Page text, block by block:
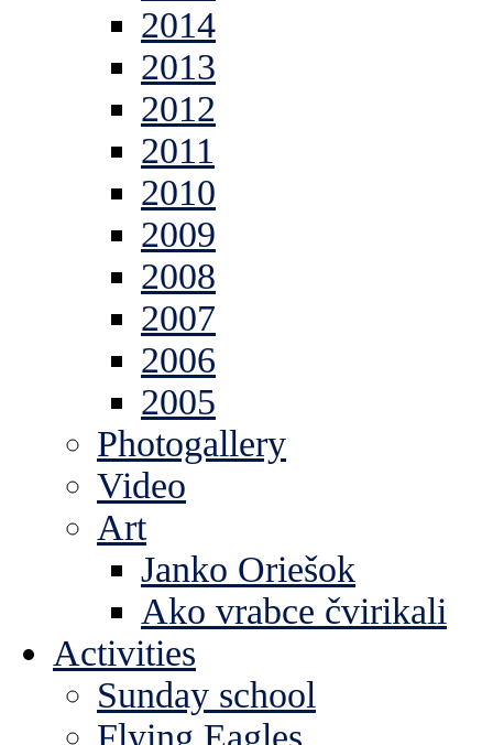
2014
2013
2012
2011
2010
2009
2008
2007
2006
2005
Photogallery
Video
Art
Janko Oriešok
Ako vrabce čvirikali
Activities
Sunday school
Flying Eagles